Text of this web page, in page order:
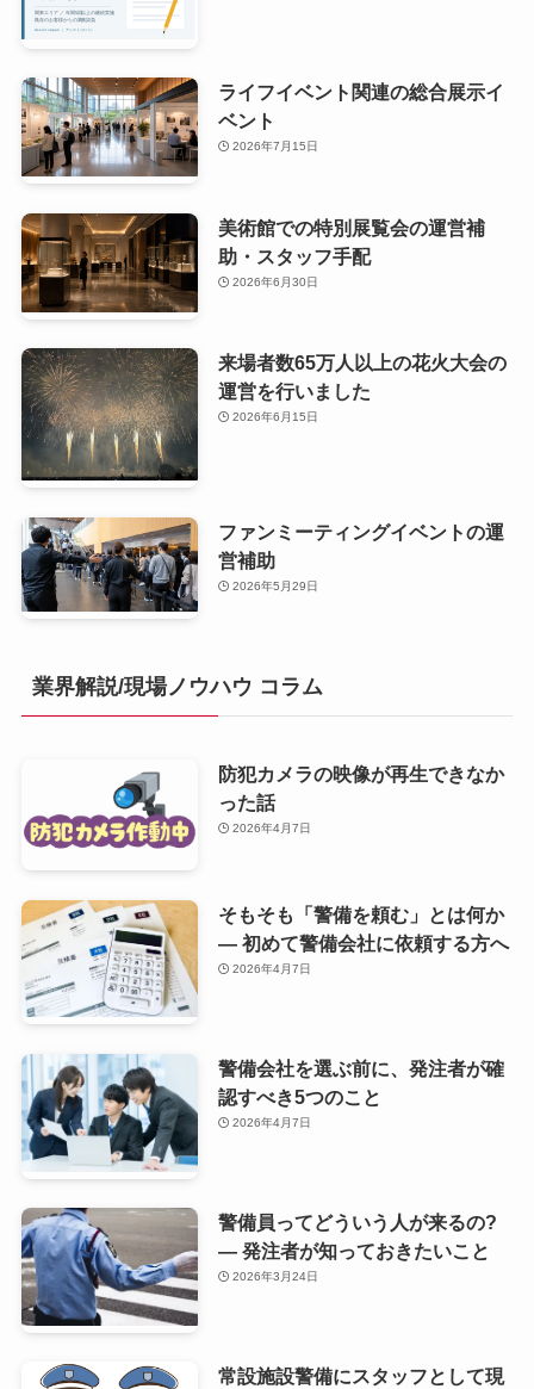
ライフイベント関連の総合展示イ
ベント
2026年7月15日
美術館での特別展覧会の運営補
助・スタッフ手配
2026年6月30日
来場者数65万人以上の花火大会の
運営を行いました
2026年6月15日
ファンミーティングイベントの運
営補助
2026年5月29日
業界解説/現場ノウハウ コラム
防犯カメラの映像が再生できなか
った話
2026年4月7日
そもそも「警備を頼む」とは何か
— 初めて警備会社に依頼する方へ
2026年4月7日
警備会社を選ぶ前に、発注者が確
認すべき5つのこと
2026年4月7日
警備員ってどういう人が来るの?
— 発注者が知っておきたいこと
2026年3月24日
常設施設警備にスタッフとして現